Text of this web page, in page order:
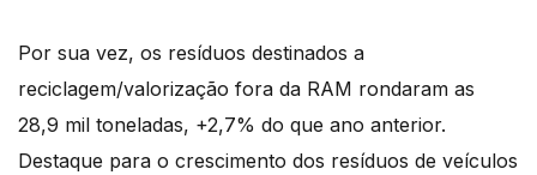
Por sua vez, os resíduos destinados a
reciclagem/valorização fora da RAM rondaram as
28,9 mil toneladas, +2,7% do que ano anterior.
Destaque para o crescimento dos resíduos de veículos